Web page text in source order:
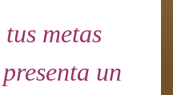
metas
un